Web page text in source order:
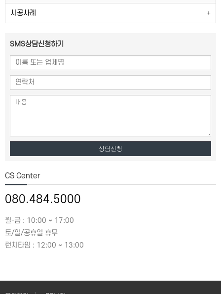
시공사례
SMS상담신청하기
상담신청
CS Center
080.484.5000
월-금 : 10:00 ~ 17:00
토/일/공휴일 휴무
런치타임 : 12:00 ~ 13:00